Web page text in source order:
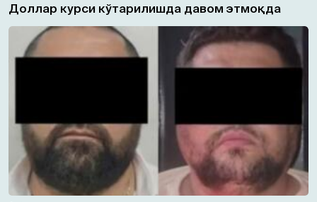
Доллар курси кўтарилишда давом этмоқда